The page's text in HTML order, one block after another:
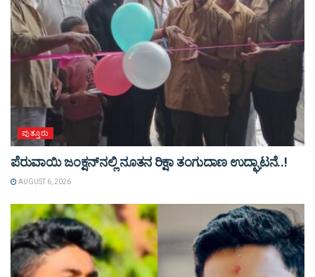
ಪುತ್ತೂರು
ಪೆರುವಾಯಿ ಜಂಕ್ಷನ್‌ನಲ್ಲಿ ನೂತನ ರಿಕ್ಷಾ ತಂಗುದಾಣ ಉದ್ಘಾಟನೆ..!
AUGUST 6, 2026